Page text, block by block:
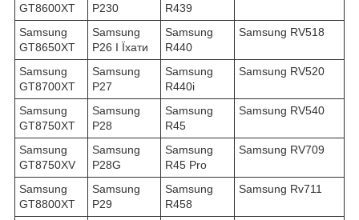
GT8600XT
P230
R439
Samsung
GT8650XT
Samsung
P26 І Їхати
Samsung
R440
Samsung RV518
Samsung
GT8700XT
Samsung
P27
Samsung
R440i
Samsung RV520
Samsung
GT8750XT
Samsung
P28
Samsung
R45
Samsung RV540
Samsung
GT8750XV
Samsung
P28G
Samsung
R45 Pro
Samsung RV709
Samsung
GT8800XT
Samsung
P29
Samsung
R458
Samsung Rv711